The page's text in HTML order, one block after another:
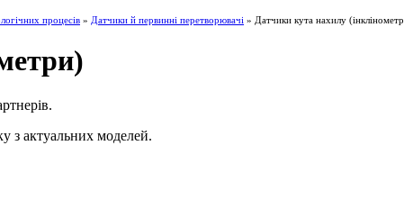
процесів » Датчики й первинні перетворювачі » Датчики кута нахилу
з актуальних моделей.